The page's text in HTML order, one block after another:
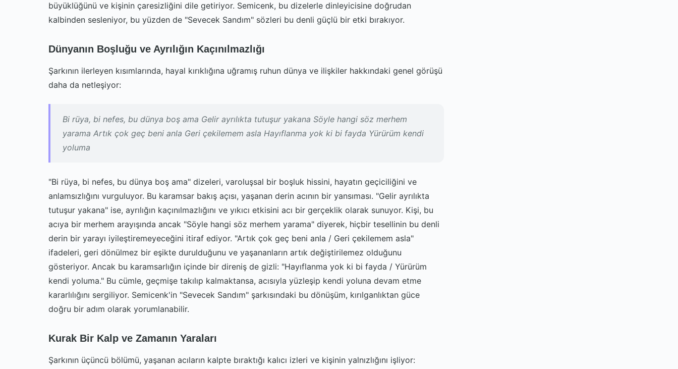
büyüklüğünü ve kişinin çaresizliğini dile getiriyor. Semicenk, bu dizelerle dinleyicisine doğrudan
kalbinden sesleniyor, bu yüzden de "Sevecek Sandım" sözleri bu denli güçlü bir etki bırakıyor.
Dünyanın Boşluğu ve Ayrılığın Kaçınılmazlığı
Şarkının ilerleyen kısımlarında, hayal kırıklığına uğramış ruhun dünya ve ilişkiler hakkındaki genel görüşü
daha da netleşiyor:
Bi rüya, bi nefes, bu dünya boş ama Gelir ayrılıkta tutuşur yakana Söyle hangi söz merhem
yarama Artık çok geç beni anla Geri çekilemem asla Hayıflanma yok ki bi fayda Yürürüm kendi
yoluma
"Bi rüya, bi nefes, bu dünya boş ama" dizeleri, varoluşsal bir boşluk hissini, hayatın geçiciliğini ve
anlamsızlığını vurguluyor. Bu karamsar bakış açısı, yaşanan derin acının bir yansıması. "Gelir ayrılıkta
tutuşur yakana" ise, ayrılığın kaçınılmazlığını ve yıkıcı etkisini acı bir gerçeklik olarak sunuyor. Kişi, bu
acıya bir merhem arayışında ancak "Söyle hangi söz merhem yarama" diyerek, hiçbir tesellinin bu denli
derin bir yarayı iyileştiremeyeceğini itiraf ediyor. "Artık çok geç beni anla / Geri çekilemem asla"
ifadeleri, geri dönülmez bir eşikte durulduğunu ve yaşananların artık değiştirilemez olduğunu
gösteriyor. Ancak bu karamsarlığın içinde bir direniş de gizli: "Hayıflanma yok ki bi fayda / Yürürüm
kendi yoluma." Bu cümle, geçmişe takılıp kalmaktansa, acısıyla yüzleşip kendi yoluna devam etme
kararlılığını sergiliyor. Semicenk'in "Sevecek Sandım" şarkısındaki bu dönüşüm, kırılganlıktan güce
doğru bir adım olarak yorumlanabilir.
Kurak Bir Kalp ve Zamanın Yaraları
Şarkının üçüncü bölümü, yaşanan acıların kalpte bıraktığı kalıcı izleri ve kişinin yalnızlığını işliyor: